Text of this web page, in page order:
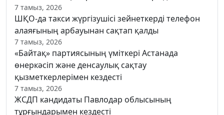
7 тамыз, 2026
ШҚО-да такси жүргізушісі зейнеткерді телефон
алаяғының арбауынан сақтап қалды
7 тамыз, 2026
«Байтақ» партиясының үміткері Астанада
өнеркәсіп және денсаулық сақтау
қызметкерлерімен кездесті
7 тамыз, 2026
ЖСДП кандидаты Павлодар облысының
тұрғындарымен кездесті